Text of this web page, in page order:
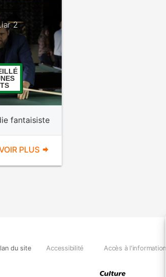
2
fantaisiste
PLUS
du site Accessibilité Accès à l'information